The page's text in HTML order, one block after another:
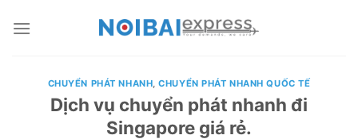
CHUYỂN PHÁT NHANH,CHUYỂN PHÁT NHANH QUỐC TẾ
Dịch vụ chuyển phát nhanh đi
Singapore giá rẻ.